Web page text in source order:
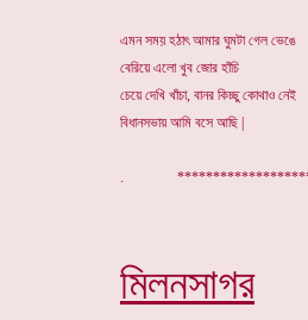
এমন সময় হঠাৎ আমার ঘুমটা গেল ভেঙে
বেরিয়ে এলো খুব জোর হাঁচি
চেয়ে দেখি খাঁচা, বানর কিচ্ছু
বিধানসভায় আমি বসে আছি |
.
মিলনসাগর